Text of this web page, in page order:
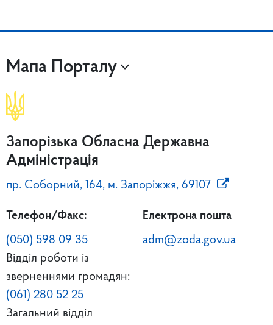
Мапа Порталу
Запорізька Обласна Державна
Адміністрація
пр. Соборний, 164, м. Запоріжжя, 69107
Телефон/Факс:
(050) 598 09 35
Відділ роботи із
зверненнями громадян:
(061) 280 52 25
Загальний відділ
Електрона пошта
adm@zoda.gov.ua